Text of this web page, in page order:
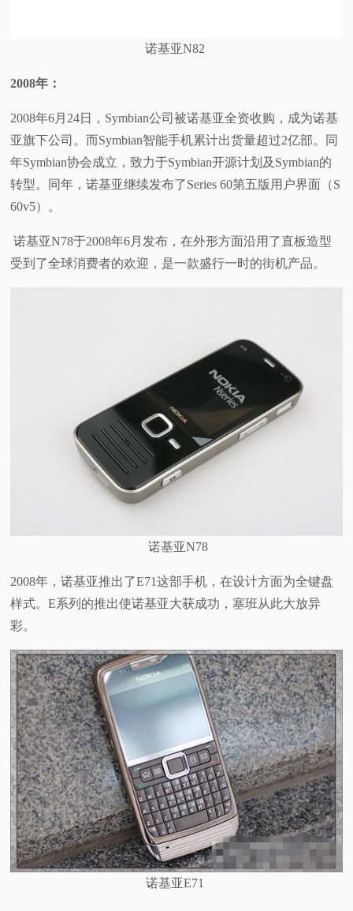
诺基亚N82
2008年：
2008年6月24日，Symbian公司被诺基亚全资收购，成为诺基
亚旗下公司。而Symbian智能手机累计出货量超过2亿部。同
年Symbian协会成立，致力于Symbian开源计划及Symbian的
转型。同年，诺基亚继续发布了Series 60第五版用户界面（S
60v5）。
诺基亚N78于2008年6月发布，在外形方面沿用了直板造型
受到了全球消费者的欢迎，是一款盛行一时的街机产品。
诺基亚N78
2008年，诺基亚推出了E71这部手机，在设计方面为全键盘
样式。E系列的推出使诺基亚大获成功，塞班从此大放异
彩。
诺基亚E71